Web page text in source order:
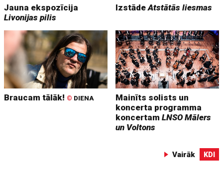
Jauna ekspozīcija
Livonijas pilis
IzstādeAtstātās liesmas
Braucam tālāk! © DIENA
Mainīts solists un
koncerta programma
koncertamLNSO Mālers
un Voltons
Vairāk KDI